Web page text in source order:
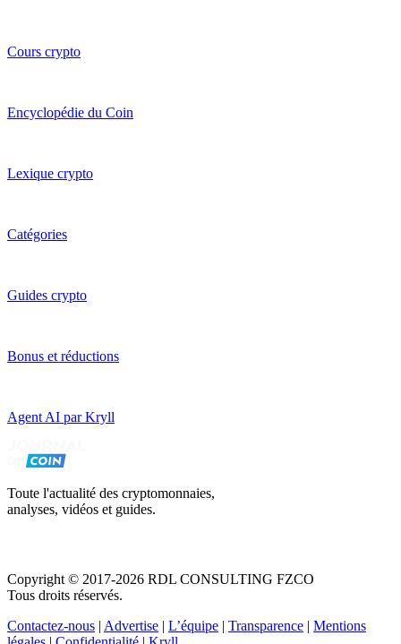
Cours crypto
Encyclopédie du Coin
Lexique crypto
Catégories
Guides crypto
Bonus et réductions
Agent AI par Kryll
Toute l'actualité des cryptomonnaies,
analyses, vidéos et guides.
Copyright © 2017-2026 RDL CONSULTING FZCO
Tous droits réservés.
Contactez-nous | Advertise | L’équipe | Transparence | Mentions